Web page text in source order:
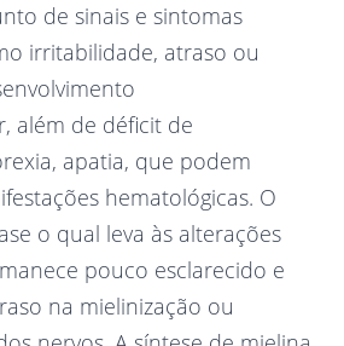
de sinais e sintomas
irritabilidade, atraso ou
além de déficit de
apatia, que podem
hematológicas. O
o qual leva às alterações
pouco esclarecido e
na mielinização ou